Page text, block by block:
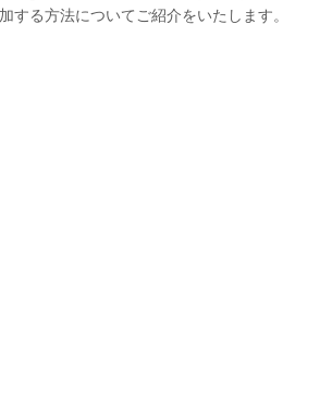
する方法についてご紹介をいたします。